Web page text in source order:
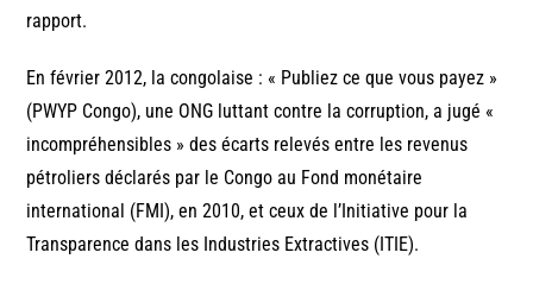
rapport.
En février 2012, la congolaise : « Publiez ce que vous payez »
(PWYP Congo), une ONG luttant contre la corruption, a jugé «
incompréhensibles » des écarts relevés entre les revenus
pétroliers déclarés par le Congo au Fond monétaire
international (FMI), en 2010, et ceux de l’Initiative pour la
Transparence dans les Industries Extractives (ITIE).